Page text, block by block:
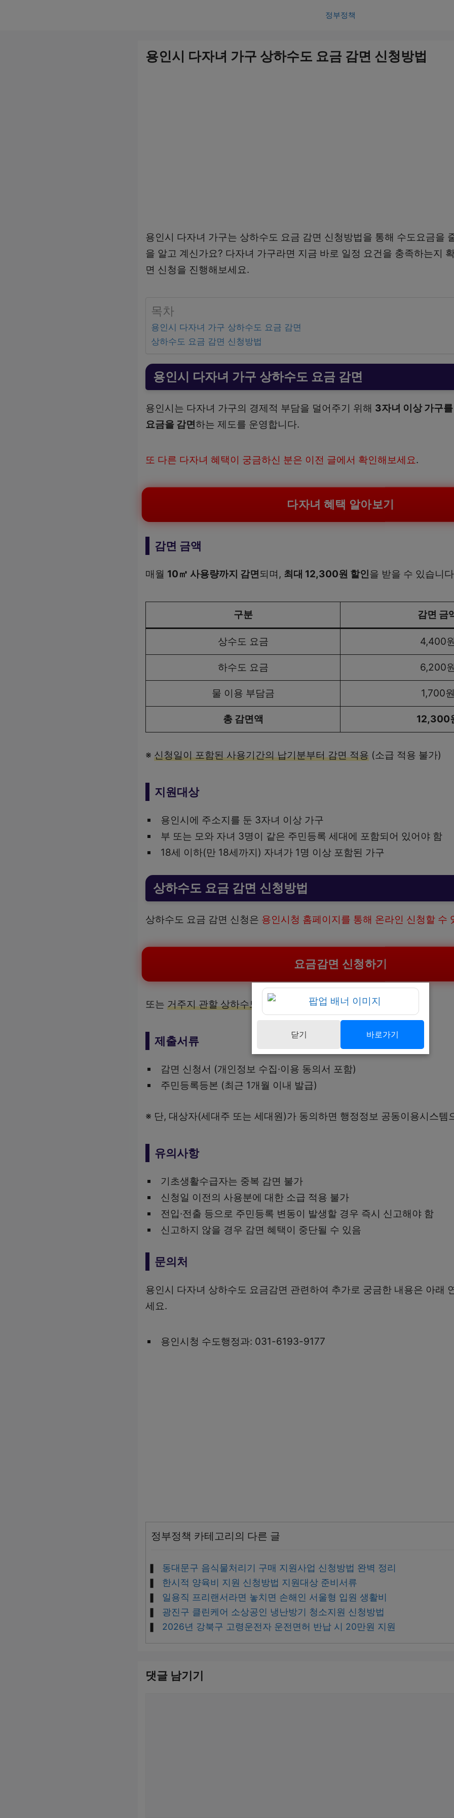
정부정책
용인시 다자녀 가구 상하수도 요금 감면 신청방법
용인시 다자녀 가구는 상하수도 요금 감면 신청방법을 통해 수도요금을
을 알고 계신가요? 다자녀 가구라면 지금 바로 일정 요건을 충족하는지
면 신청을 진행해보세요.
목차
용인시 다자녀 가구 상하수도 요금 감면
상하수도 요금 감면 신청방법
용인시 다자녀 가구 상하수도 요금 감면
용인시는 다자녀 가구의 경제적 부담을 덜어주기 위해 3자녀 이상 가구
요금을 감면하는 제도를 운영합니다.
또 다른 다자녀 혜택이 궁금하신 분은 이전 글에서 확인해보세요.
다자녀 혜택 알아보기
감면 금액
매월 10㎥ 사용량까지 감면되며, 최대 12,300원 할인을 받을 수 있습니
구분 감면 금
상수도 요금 4,400
하수도 요금 6,200
물 이용 부담금 1,700
총 감면액 12,300
※ 신청일이 포함된 사용기간의 납기분부터 감면 적용 (소급 적용 불가)
지원대상
용인시에 주소지를 둔 3자녀 이상 가구
부 또는 모와 자녀 3명이 같은 주민등록 세대에 포함되어 있어야 함
18세 이하(만 18세까지) 자녀가 1명 이상 포함된 가구
상하수도 요금 감면 신청방법
상하수도 요금 감면 신청은 용인시청 홈페이지를 통해 온라인 신청할 수
요금감면 신청하기
또는 거주지 관할 상하수도 사업소 방문 신청도 가능합니다.
제출서류
감면 신청서 (개인정보 수집·이용 동의서 포함)
주민등록등본 (최근 1개월 이내 발급)
※ 단, 대상자(세대주 또는 세대원)가 동의하면 행정정보 공동이용시스템
유의사항
기초생활수급자는 중복 감면 불가
신청일 이전의 사용분에 대한 소급 적용 불가
전입·전출 등으로 주민등록 변동이 발생할 경우 즉시 신고해야 함
신고하지 않을 경우 감면 혜택이 중단될 수 있음
문의처
용인시 다자녀 상하수도 요금감면 관련하여 추가로 궁금한 내용은 아래
세요.
용인시청 수도행정과: 031-6193-9177
정부정책 카테고리의 다른 글
동대문구 음식물처리기 구매 지원사업 신청방법 완벽 정리
한시적 양육비 지원 신청방법 지원대상 준비서류
일용직 프리랜서라면 놓치면 손해인 서울형 입원 생활비
광진구 클린케어 소상공인 냉난방기 청소지원 신청방법
2026년 강북구 고령운전자 운전면허 반납 시 20만원 지원
댓글 남기기
닫기 바로가기